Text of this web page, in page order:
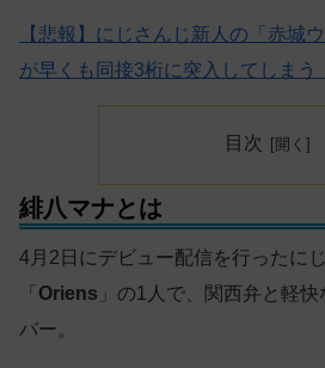
【悲報】にじさんじ新人の「赤城
が早くも同接3桁に突入してしまう
目次
緋八マナとは
4月2日にデビュー配信を行ったに
「 Oriens 」の1人で、関西弁と軽
バー。